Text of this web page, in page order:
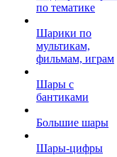
по тематике
Шарики по
мультикам,
фильмам, играм
Шары с
бантиками
Большие шары
Шары-цифры